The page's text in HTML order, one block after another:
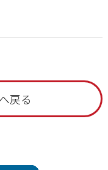
戻る